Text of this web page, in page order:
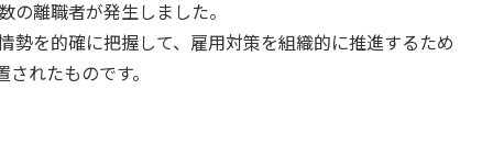
の離職者が発生しました。
を的確に把握して、雇用対策を組織的に推進するため
れたものです。